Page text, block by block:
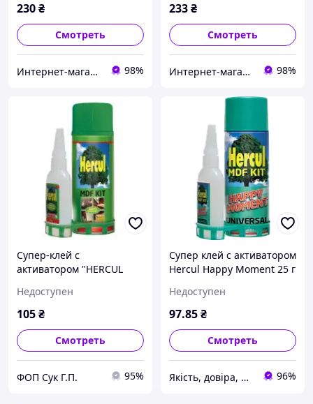
230₴
Смотреть
Интернет-магазин «АвтоДруг» 98%
233₴
Смотреть
Интернет-магазин «АвтоДруг» 98%
Супер-клей с
активатором "HERCUL
25р+100мл
Недоступен
105₴
Смотреть
ФОП Сук Г.П. 95%
Супер клей с активатором
Hercul Happy Moment 25 г
Недоступен
97.85₴
Смотреть
Якість, довіра, надійність «УКРГОСТ» 96%